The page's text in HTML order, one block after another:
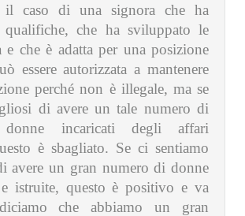
il caso di una signora che ha
qualifiche, che ha sviluppato le
e che è adatta per una posizione
essere autorizzata a mantenere
perché non è illegale, ma se
di avere un tale numero di
donne incaricati degli affari
è sbagliato. Se ci sentiamo
avere un gran numero di donne
istruite, questo è positivo e va
che abbiamo un gran